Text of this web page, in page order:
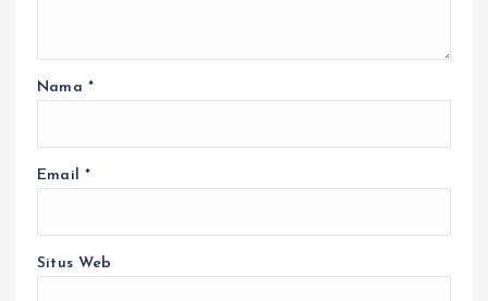
Nama *
Email *
Situs Web